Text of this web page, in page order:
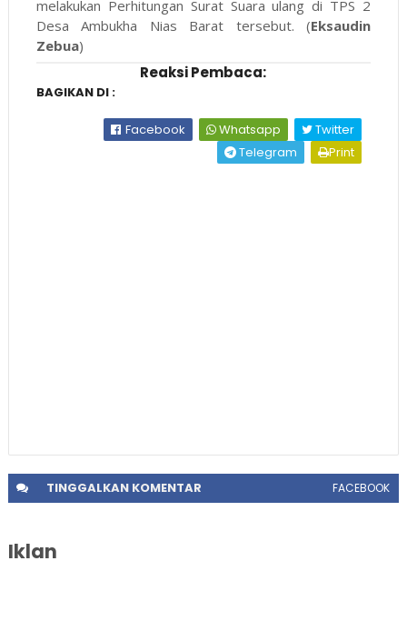
melakukan Perhitungan Surat Suara ulang di TPS 2
Desa Ambukha Nias Barat tersebut. (Eksaudin
Zebua)
Reaksi Pembaca:
BAGIKAN DI :
Facebook Whatsapp
Twitter
Telegram
Print
TINGGALKANKOMENTAR FACEBOOK
Iklan